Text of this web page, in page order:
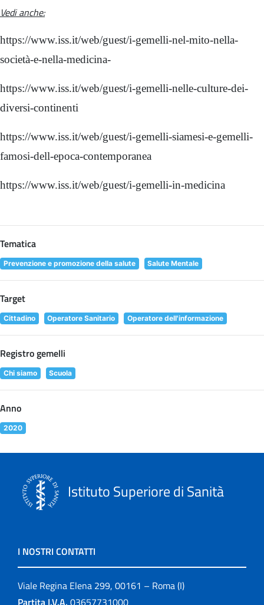
Vedi anche:
https://www.iss.it/web/guest/i-gemelli-nel-mito-nella-
società-e-nella-medicina-
https://www.iss.it/web/guest/i-gemelli-nelle-culture-dei-
diversi-continenti
https://www.iss.it/web/guest/i-gemelli-siamesi-e-gemelli-
famosi-dell-epoca-contemporanea
https://www.iss.it/web/guest/i-gemelli-in-medicina
Tematica
Prevenzione e promozione della salute Salute Mentale
Target
Cittadino Operatore Sanitario Operatore dell'informazione
Registro gemelli
Chi siamo Scuola
Anno
2020
Istituto Superiore di Sanità
I NOSTRI CONTATTI
Viale Regina Elena 299, 00161 – Roma (I)
Partita I.V.A. 03657731000